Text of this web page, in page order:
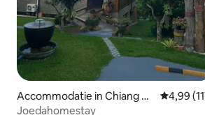
Accommodatie in Chiang Da
o
4,99
Joedahomestay